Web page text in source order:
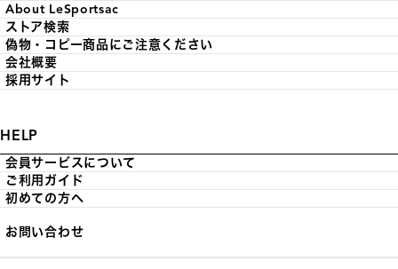
About LeSportsac
ストア検索
偽物・コピー商品にご注意ください
会社概要
採用サイト
HELP
会員サービスについて
ご利用ガイド
初めての方へ
お問い合わせ